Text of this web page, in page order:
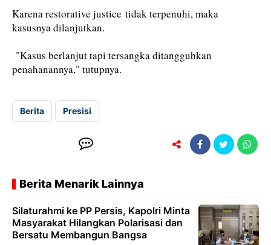
Karena restorative justice tidak terpenuhi, maka
kasusnya dilanjutkan.
"Kasus berlanjut tapi tersangka ditangguhkan
penahanannya," tutupnya.
Berita Presisi
Berita Menarik Lainnya
Silaturahmi ke PP Persis, Kapolri Minta
Masyarakat Hilangkan Polarisasi dan
Bersatu Membangun Bangsa